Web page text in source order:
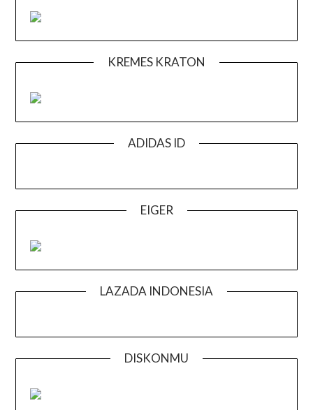
KREMES KRATON
ADIDAS ID
EIGER
LAZADA INDONESIA
DISKONMU